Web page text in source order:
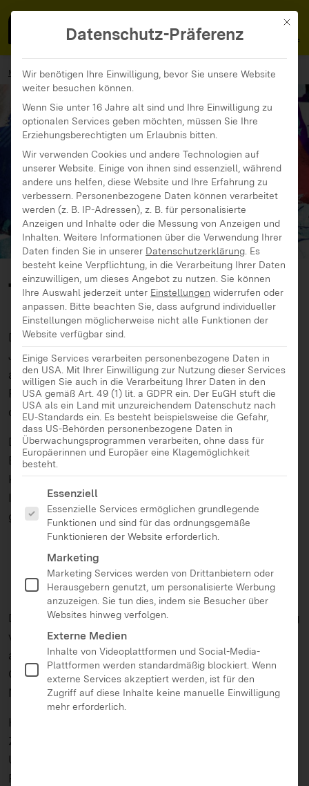
MENÜ
MedienFokus BW ... Materialien The web we want
The web we want
Das Handbuch richtet sich an 13- bis 16-jährige
Jugendliche und enthält Tipps und Übungen, unter
anderem zu Themen wie digitale Spuren, Online-
Reputation sowie Rechte und Pflichten in der
digitalen Welt.
Der in acht Sprachen erschienene Leitfaden ist das
Ergebnis eines europaweiten
Kooperationsprojektes von European Schoolnet,
Insafe, Google und Liberty Global und wurde
gemeinsam mit Jugendlichen entwickelt.
Die deutsche Broschüre entstand mit Unterstützung
von
klicksafe und ist kostenlos im Internet
abrufbar. Dieses Werk ist lizenziert durch die
Creative Commons Attribution-Noncommercial-
NoDerivative Works 3.0 Unported License.
Herausgeber:
Zusammenarbeit mit dem
Unterstützung von
Publikationsdatum: Januar 2014
Mit
Datenschutz-Präferenz
Wir benötigen Ihre Einwilligung, bevor Sie unsere Website
weiter besuchen können.
Wenn Sie unter 16 Jahre alt sind und Ihre Einwilligung zu
optionalen Services geben möchten, müssen Sie Ihre
Erziehungsberechtigten um Erlaubnis bitten.
Wir verwenden Cookies und andere Technologien auf
unserer Website. Einige von ihnen sind essenziell, während
andere uns helfen, diese Website und Ihre Erfahrung zu
verbessern. Personenbezogene Daten können verarbeitet
werden (z. B. IP-Adressen), z. B. für personalisierte
Anzeigen und Inhalte oder die Messung von Anzeigen und
Inhalten. Weitere Informationen über die Verwendung Ihrer
Daten finden Sie in unserer Datenschutzerklärung Es
besteht keine Verpflichtung, in die Verarbeitung Ihrer Daten
einzuwilligen, um dieses Angebot zu nutzen. Sie können
Ihre Auswahl jederzeit unter Einstellungen widerrufen oder
anpassen. Bitte beachten Sie, dass aufgrund individueller
Einstellungen möglicherweise nicht alle Funktionen der
Website verfügbar sind.
Einige Services verarbeiten personenbezogene Daten in
den USA. Mit Ihrer Einwilligung zur Nutzung dieser Services
willigen Sie auch in die Verarbeitung Ihrer Daten in den
USA gemäß Art. 49 (1) lit. a GDPR ein. Der EuGH stuft die
USA als ein Land mit unzureichendem Datenschutz nach
EU-Standards ein. Es besteht beispielsweise die Gefahr,
dass US-Behörden personenbezogene Daten in
Überwachungsprogrammen verarbeiten, ohne dass für
Europäerinnen und Europäer eine Klagemöglichkeit
besteht.
Es folgt eine Liste der Service-Gruppen, für die eine
Essenziell
Essenzielle Services ermöglichen grundlegende
Funktionen und sind für das ordnungsgemäße
Funktionieren der Website erforderlich.
Marketing
Marketing Services werden von Drittanbietern oder
Herausgebern genutzt, um personalisierte Werbung
anzuzeigen. Sie tun dies, indem sie Besucher über
Websites hinweg verfolgen.
Externe Medien
Inhalte von Videoplattformen und Social-Media-
Plattformen werden standardmäßig blockiert. Wenn
externe Services akzeptiert werden, ist für den
Zugriff auf diese Inhalte keine manuelle Einwilligung
mehr erforderlich.